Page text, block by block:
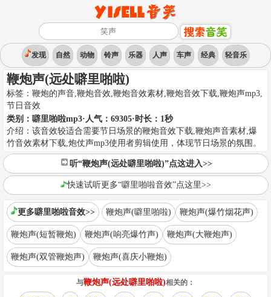
发现 自然 动物 铃声 乐器 人声 车声 经典 轻音乐
鞭炮声(远处噼里啪啦)
标签： 鞭炮的声音,鞭炮音效,鞭炮音效素材,鞭炮音效下载,鞭炮声mp3,
节日音效
类别： 噼里啪啦mp3·人气：69305·时长： 1秒
介绍： 该音效较适合需要节日场景的鞭炮音效下载,鞭炮声音素材,爆
竹音效素材下载,炮仗声mp3使用者剪辑使用，体现节日场景的氛围。
听“鞭炮声(远处噼里啪啦)”点这进入>>
快速试听更多“噼里啪啦音效”点这里>>
更多噼里啪啦音效>> 鞭炮声(噼里啪啦) 鞭炮声(爆竹烟花声)
鞭炮声(短暂鞭炮) 鞭炮声(响亮爆竹声) 鞭炮声(大鞭炮声)
鞭炮声(双管鞭炮声) 鞭炮声(喜庆小鞭炮)
与鞭炮声(远处噼里啪啦)相关的：